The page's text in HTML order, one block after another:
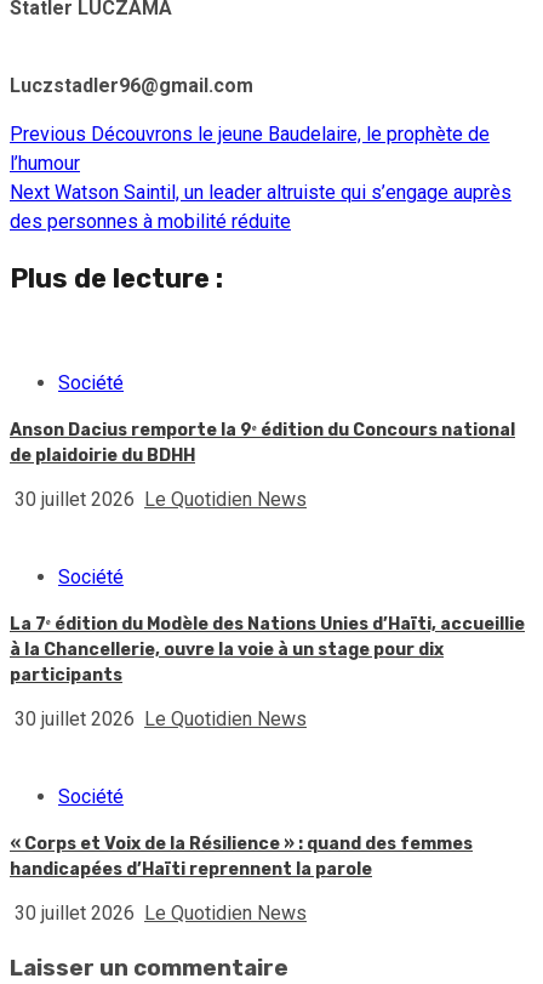
Statler LUCZAMA
Luczstadler96@gmail.com
Continue
Reading
Previous Découvrons le jeune Baudelaire, le prophète de
l’humour
Next Watson Saintil, un leader altruiste qui s’engage auprès
des personnes à mobilité réduite
Plus de lecture :
Société
Anson Dacius remporte la 9ᵉ édition du Concours national
de plaidoirie du BDHH
30 juillet 2026 Le Quotidien News
Société
La 7ᵉ édition du Modèle des Nations Unies d’Haïti, accueillie
à la Chancellerie, ouvre la voie à un stage pour dix
participants
30 juillet 2026 Le Quotidien News
Société
« Corps et Voix de la Résilience » : quand des femmes
handicapées d’Haïti reprennent la parole
30 juillet 2026 Le Quotidien News
Laisser un commentaire